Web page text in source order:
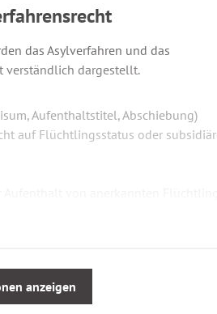
das Asylverfahren und das
verständlich dargestellt.
Aufenthaltstitel, Abschiebung)
auf Flüchtlingsstatus oder
mit einem europäischen
EU-Staaten u. a.)
und Begleitung
anzeigen